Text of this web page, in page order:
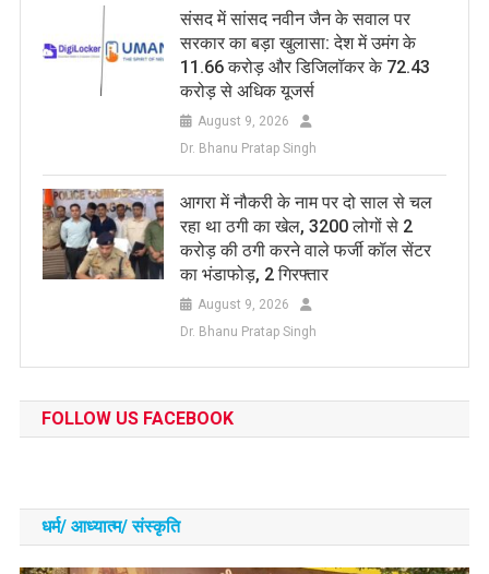
संसद में सांसद नवीन जैन के सवाल पर
सरकार का बड़ा खुलासा: देश में उमंग के
11.66 करोड़ और डिजिलॉकर के 72.43
करोड़ से अधिक यूजर्स
August 9, 2026
Dr. Bhanu Pratap Singh
आगरा में नौकरी के नाम पर दो साल से चल
रहा था ठगी का खेल, 3200 लोगों से 2
करोड़ की ठगी करने वाले फर्जी कॉल सेंटर
का भंडाफोड़, 2 गिरफ्तार
August 9, 2026
Dr. Bhanu Pratap Singh
FOLLOW US FACEBOOK
धर्म/ आध्‍यात्‍म/ संस्‍कृति